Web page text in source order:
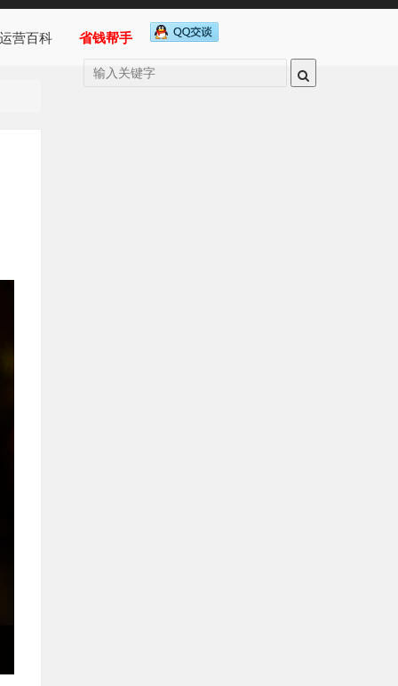
运营百科 省钱帮手